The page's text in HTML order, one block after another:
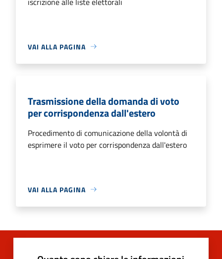
VAI ALLA PAGINA
Trasmissione della domanda di voto
per corrispondenza dall'estero
Procedimento di comunicazione della volontà di
esprimere il voto per corrispondenza dall'estero
VAI ALLA PAGINA